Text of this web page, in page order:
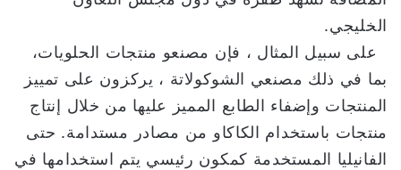
الخليجي.
على سبيل المثال ، فإن مصنعو منتجات الحلويات،
بما في ذلك مصنعي الشوكولاتة ، يركزون على تمييز
المنتجات وإضفاء الطابع المميز عليها من خلال إنتاج
منتجات باستخدام الكاكاو من مصادر مستدامة. حتى
الفانيليا المستخدمة كمكون رئيسي يتم استخدامها في